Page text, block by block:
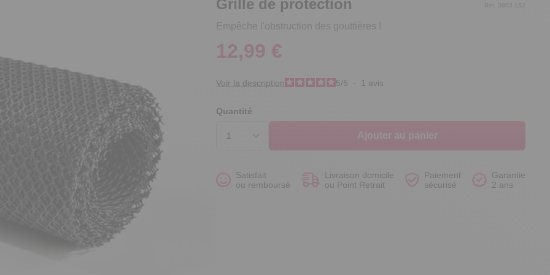
Grille de protection
Empêche l'obstruction des gouttières !
Réf. 3803.152
12,99 €
Voir la description 5/5 - 1 avis
Quantité
Ajouter au panier
Satisfait
ou remboursé
Livraison domicile
ou Point Retrait
Paiement
sécurisé
Garantie
2 ans